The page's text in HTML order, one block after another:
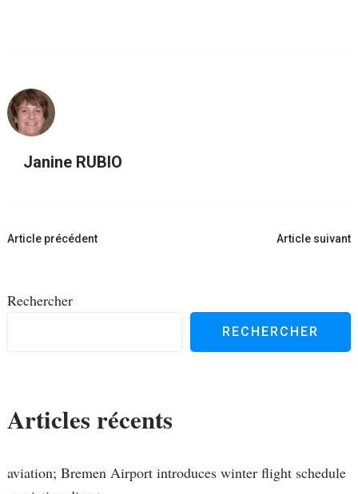
Janine RUBIO
Navigation
Article précédent Article suivant
Rechercher
RECHERCHER
Articles récents
aviation; Bremen Airport introduces winter flight schedule